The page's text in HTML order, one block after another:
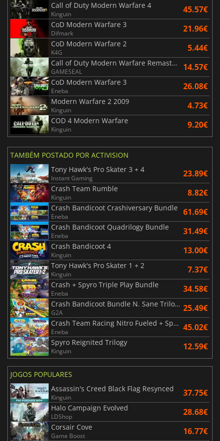
Call of Duty Modern Warfare 4
Kinguin 45.57€
CoD Modern Warfare 3
Difmark 21.96€
CoD Modern Warfare 2
K4G 5.44€
Call of Duty Modern Warfare Remastered
GAMESEAL 14.57€
CoD Modern Warfare 3
Eneba 26.08€
Modern Warfare 2 2009
Kinguin 4.73€
COD 4 Modern Warfare
Kinguin 9.20€
TAMBÉM POSTADO POR ACTIVISION
Tony Hawk's Pro Skater 3 + 4
Instant Gaming 23.89€
Crash Team Rumble
Kinguin 8.82€
Crash Bandicoot Crashiversary Bundle
Eneba 61.69€
Crash Bandicoot Quadrilogy Bundle
Eneba 31.49€
Crash Bandicoot 4
Kinguin 13.00€
Tony Hawk's Pro Skater 1 + 2
Kinguin 7.37€
Crash + Spyro Triple Play Bundle
Eneba 34.58€
Crash Bandicoot Bundle N. Sane Trilogy + CTR Nitro Fueled
G2A 25.49€
Crash Team Racing Nitro Fueled + Spyro Game Bundle
Eneba 45.02€
Spyro Reignited Trilogy
Kinguin 12.59€
JOGOS POPULARES
Assassin's Creed Black Flag Resynced
Kinguin 37.75€
Halo Campaign Evolved
LDShop 28.68€
Corsair Cove
Game Boost 16.77€